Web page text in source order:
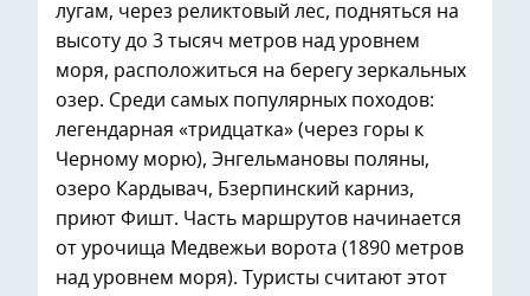
лугам, через реликтовый лес, подняться на
высоту до 3 тысяч метров над уровнем
моря, расположиться на берегу зеркальных
озер. Среди самых популярных походов:
легендарная «тридцатка» (через горы к
Черному морю), Энгельмановы поляны,
озеро Кардывач, Бзерпинский карниз,
приют Фишт. Часть маршрутов начинается
от урочища Медвежьи ворота (1890 метров
над уровнем моря). Туристы считают этот